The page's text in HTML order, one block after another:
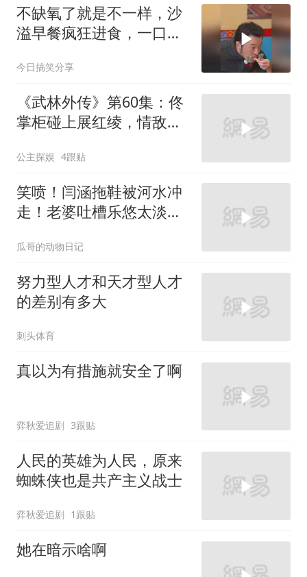
不缺氧了就是不一样，沙
溢早餐疯狂进食，一口接
今日搞笑分享
《武林外传》第60集：佟
掌柜碰上展红绫，情敌见
公主探娱 4跟贴
笑喷！闫涵拖鞋被河水冲
走！老婆吐槽乐悠太淡定
瓜哥的动物日记
努力型人才和天才型人才
的差别有多大
刺头体育
真以为有措施就安全了啊
弈秋爱追剧 3跟贴
人民的英雄为人民，原来
蜘蛛侠也是共产主义战士
弈秋爱追剧 1跟贴
她在暗示啥啊